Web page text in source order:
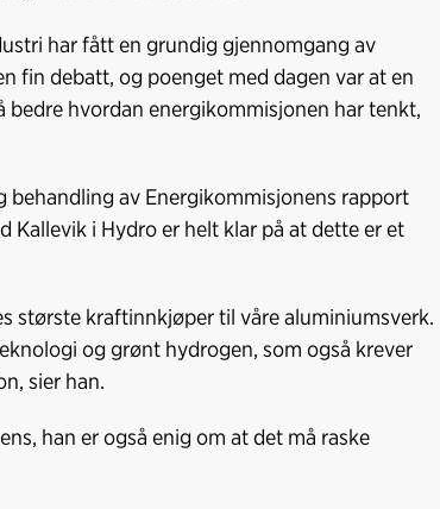
har fått en grundig gjennomgang av
fin debatt, og poenget med dagen var at en
hvordan energikommisjonen har tenkt,
behandling av Energikommisjonens rapport
i Hydro er helt klar på at dette er et
største kraftinnkjøper til våre aluminiumsverk.
og grønt hydrogen, som også krever
sier han.
han er også enig om at det må raske